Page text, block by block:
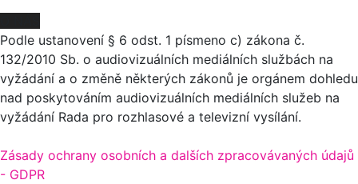
Podle ustanovení § 6 odst. 1 písmeno c) zákona č.
132/2010 Sb. o audiovizuálních mediálních službách na
vyžádání a o změně některých zákonů je orgánem dohledu
nad poskytováním audiovizuálních mediálních služeb na
vyžádání Rada pro rozhlasové a televizní vysílání.
Zásady ochrany osobních a dalších zpracovávaných údajů
- GDPR